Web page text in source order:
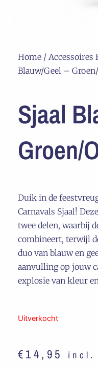
Home / Accessoires
Blauw/Geel –
Sjaal
Groen/
Duik in de
Carnavals Sjaal!
twee delen, waarbij
combineert, terwijl
duo van blauw en
aanvulling op jouw
explosie van kleur
Uitverkocht
€14,95 incl.